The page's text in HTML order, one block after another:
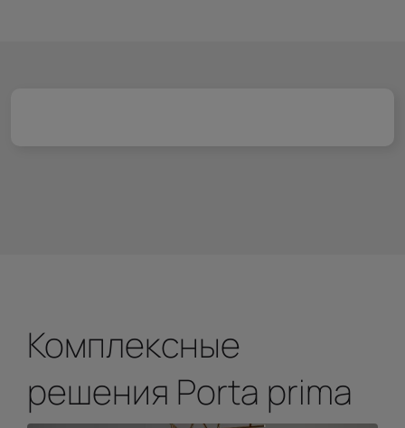
Комплексные
решения Porta prima